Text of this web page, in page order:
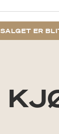
SALGET ER